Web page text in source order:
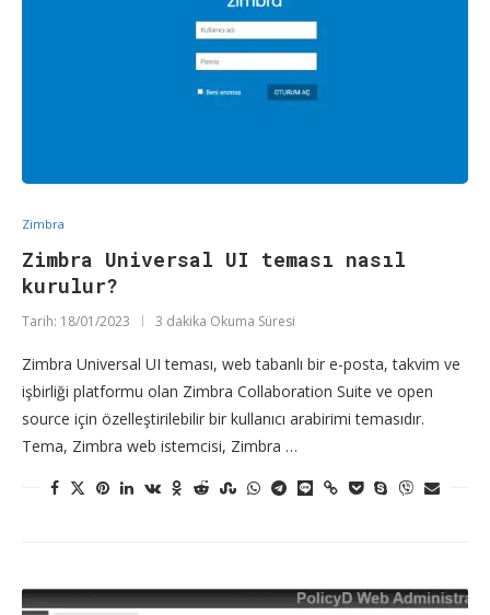
Zimbra
Zimbra Universal UI teması nasıl
kurulur?
Tarih: 18/01/2023 3 dakika Okuma Süresi
Zimbra Universal UI teması, web tabanlı bir e-posta, takvim ve
işbirliği platformu olan Zimbra Collaboration Suite ve open
source için özelleştirilebilir bir kullanıcı arabirimi temasıdır.
Tema, Zimbra web istemcisi, Zimbra …